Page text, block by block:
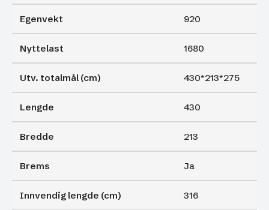
Egenvekt 920
Nyttelast 1680
Utv. totalmål (cm) 430*213*275
Lengde 430
Bredde 213
Brems Ja
Innvendig lengde (cm) 316